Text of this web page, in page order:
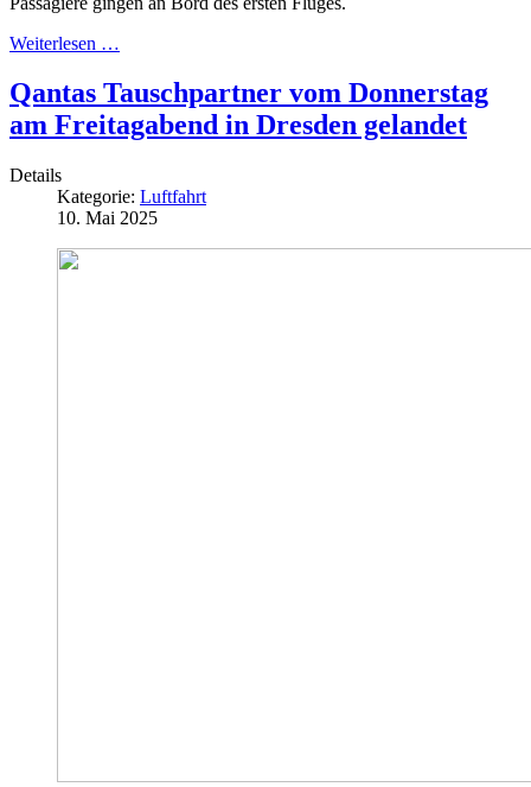
Weiterlesen …
Qantas Tauschpartner vom Donnerstag
am Freitagabend in Dresden gelandet
Details
Kategorie: Luftfahrt
10. Mai 2025